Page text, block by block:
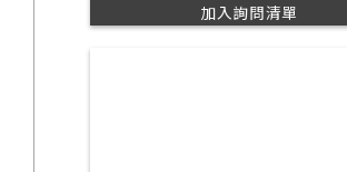
加入詢問清單